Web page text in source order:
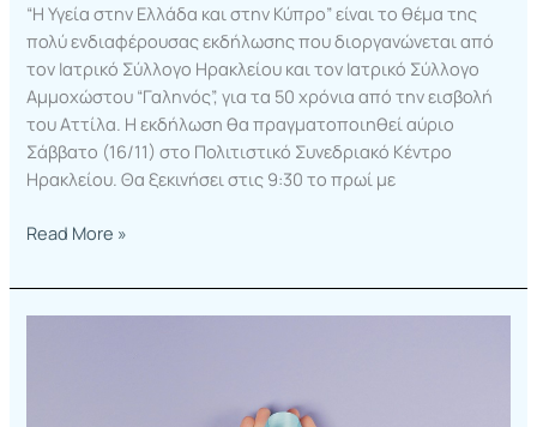
“Η Υγεία στην Ελλάδα και στην Κύπρο” είναι το θέμα της
πολύ ενδιαφέρουσας εκδήλωσης που διοργανώνεται από
τον Ιατρικό Σύλλογο Ηρακλείου και τον Ιατρικό Σύλλογο
Αμμοχώστου “Γαληνός”, για τα 50 χρόνια από την εισβολή
του Αττίλα. Η εκδήλωση θα πραγματοποιηθεί αύριο
Σάββατο (16/11) στο Πολιτιστικό Συνεδριακό Κέντρο
Ηρακλείου. Θα ξεκινήσει στις 9:30 το πρωί με
Read More »